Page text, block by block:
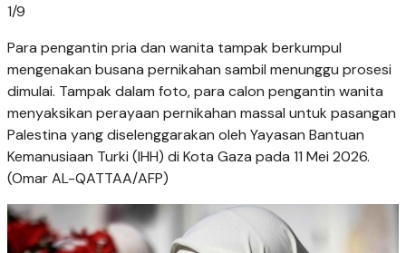
1/9
Para pengantin pria dan wanita tampak berkumpul
mengenakan busana pernikahan sambil menunggu prosesi
dimulai. Tampak dalam foto, para calon pengantin wanita
menyaksikan perayaan pernikahan massal untuk pasangan
Palestina yang diselenggarakan oleh Yayasan Bantuan
Kemanusiaan Turki (IHH) di Kota Gaza pada 11 Mei 2026.
(Omar AL-QATTAA/AFP)